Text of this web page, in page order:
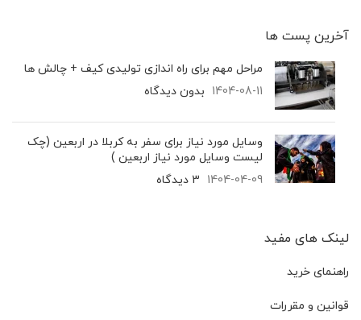
آخرین پست‌ ها
مراحل مهم برای راه اندازی تولیدی کیف + چالش ها
1404-08-11 بدون دیدگاه
وسایل مورد نیاز برای سفر به کربلا در اربعین (چک
لیست وسایل مورد نیاز اربعین )
1404-04-09 3 دیدگاه
لینک های مفید
راهنمای خرید
قوانین و مقررات